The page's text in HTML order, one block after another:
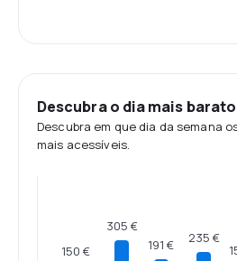
Descubra o dia mais
Descubra em que dia da semana
mais acessíveis.
150 €
305 €
191 € 235 €